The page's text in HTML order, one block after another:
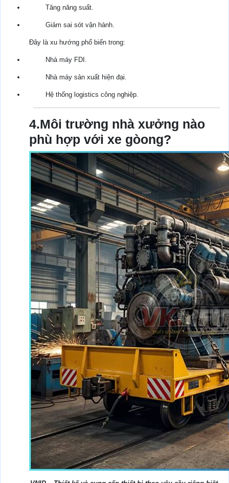
Tăng năng suất.
Giảm sai sót vận hành.
Đây là xu hướng phổ biến trong:
Nhà máy FDI.
Nhà máy sản xuất hiện đại.
Hệ thống logistics công nghiệp.
4.Môi trường nhà xưởng nào
phù hợp với xe gòong?